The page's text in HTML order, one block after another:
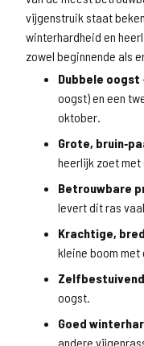
vijgenstruik staat
winterhardheid en
zowel beginnende als
Dubbele oogst
oogst) en een
oktober.
Grote,
heerlijk zoet met
Betrouwbare
levert dit ras
Krachtige,
kleine boom
Zelfbestuivend
oogst.
Goed
andere